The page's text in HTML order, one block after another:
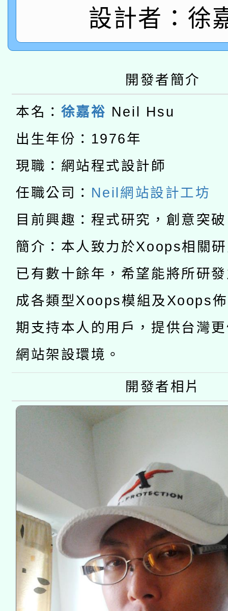
薪期間赴陸應申請許可
轉知經濟部水利署委託
業技術研究院辦理「
用水績優單位及節水達
動」
115年8月22日(星期六
開 智慧啟航」
本校115學年度第2次
招甄選結果公告(無人
招)
適應運動共學行動站研
本館辦理115年度閱讀
暨閱讀推動專業研習
科技賦能─人工智慧
礎課程
A3數位素養講師名單
「數位內容與教學軟體
pilot」
有關大陸委員會函釋公
薪期間赴陸應申請許可
轉知經濟部水利署委託
業技術研究院辦理「
用水績優單位及節水達
動」
115年8月22日(星期六
桃園市孔廟祈福系列
開 智慧啟航」
2026年桃園地景藝術
設計者：徐
開發者簡介
本名： 徐嘉裕 Neil Hsu
出生年份：1976年
現職：網站程式設計師
任職公司： Neil網站設計工坊
目前興趣：程式研究，創意突
簡介：本人致力於Xoops相關
已有數十餘年，希望能將所研
成各類型Xoops模組及Xoops
期支持本人的用戶，提供台灣
網站架設環境。
開發者相片